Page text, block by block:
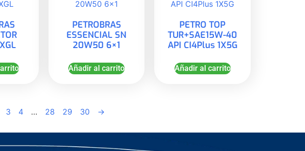
PETROBRAS
ESSENCIAL SN
20W50 6×1
Añadir al carrito
PETRO TOP
TUR+SAE15W-40
API CI4Plus 1X5G
Añadir al carrito
3 4 … 28 29 30 →